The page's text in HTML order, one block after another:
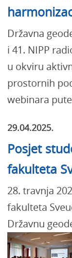
Državna
i 41. NIPP
u okviru
prostornih
webinara
29.04.2025.
Posjet
fakulteta
28. travnja
fakulteta
Državnu